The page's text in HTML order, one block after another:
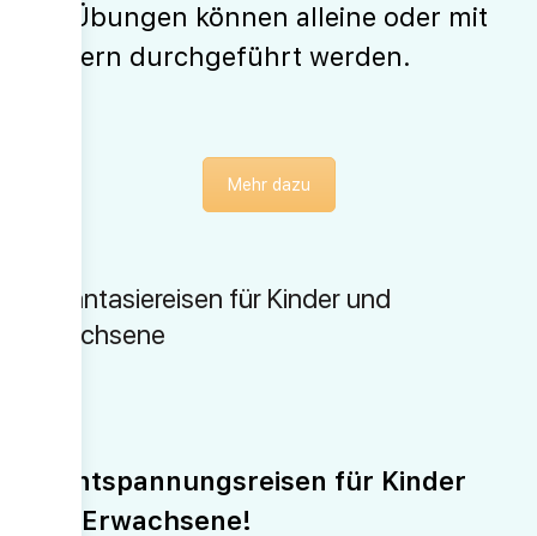
Die Übungen können alleine oder mit
Kindern durchgeführt werden.
Mehr dazu
10 Fantasiereisen für Kinder und
Erwachsene
11 Entspannungsreisen für Kinder
und Erwachsene!